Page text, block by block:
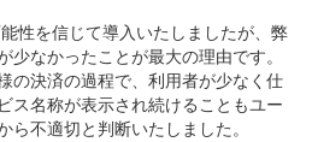
性を信じて導入いたしましたが、弊
なかったことが最大の理由です。
の決済の過程で、利用者が少なく仕
ス名称が表示され続けることもユー
不適切と判断いたしました。